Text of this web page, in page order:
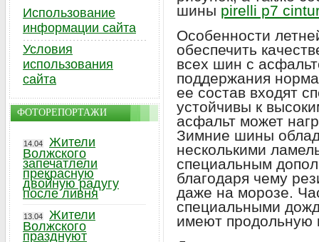
шины pirelli p7
Особенности
обеспечить
всех шин с
поддержания
ее состав входят
устойчивы к
асфальт может
Зимние шины
несколькими
специальным
благодаря чему
даже на морозе.
специальными
имеют продольную
Использование
информации сайта
Условия
использования
сайта
ФОТОРЕПОРТАЖИ
14.04
Жители
Волжского
запечатлели
прекрасную
двойную радугу
после ливня
13.04
Жители
Волжского
празднуют